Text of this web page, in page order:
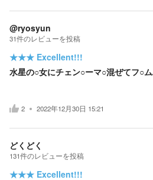
@ryosyun
31件のレビューを投稿
★★★ Excellent!!!
水星の○女にチェン○ーマ○混ぜてフ○
2 2022年12月30日 15:21
どくどく
131件のレビューを投稿
★★★ Excellent!!!